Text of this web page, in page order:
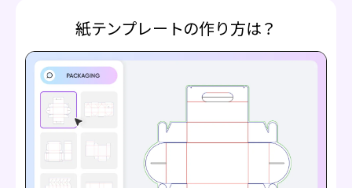
紙テンプレートの作り方は？